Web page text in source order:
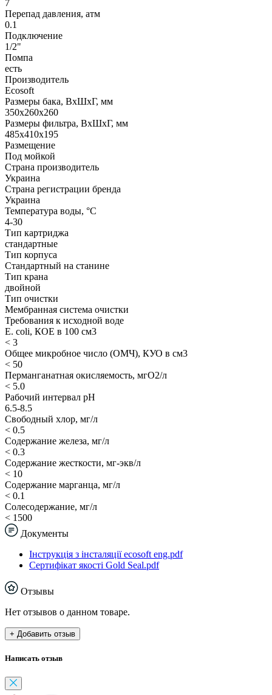
7
Перепад давления, атм
0.1
Подключение
1/2"
Помпа
есть
Производитель
Ecosoft
Размеры бака, ВхШхГ, мм
350х260х260
Размеры фильтра, ВхШхГ, мм
485х410х195
Размещение
Под мойкой
Страна производитель
Украина
Страна регистрации бренда
Украина
Температура воды, °С
4-30
Тип картриджа
стандартные
Тип корпуса
Стандартный на станине
Тип крана
двойной
Тип очистки
Мембранная система очистки
Требования к исходной воде
E. coli, КОЕ в 100 см3
< 3
Общее микробное число (ОМЧ), КУО в см3
< 50
Перманганатная окисляемость, мгО2/л
< 5.0
Рабочий интервал рН
6.5-8.5
Свободный хлор, мг/л
< 0.5
Содержание железа, мг/л
< 0.3
Содержание жесткости, мг-экв/л
< 10
Содержание марганца, мг/л
< 0.1
Солесодержание, мг/л
< 1500
Документы
Інструкція з інсталяції ecosoft eng.pdf
Сертифікат якості Gold Seal.pdf
Отзывы
Нет отзывов о данном товаре.
+ Добавить отзыв
Написать отзыв